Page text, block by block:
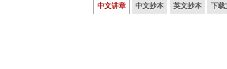
中文讲章 中文抄本 英文抄本 下载